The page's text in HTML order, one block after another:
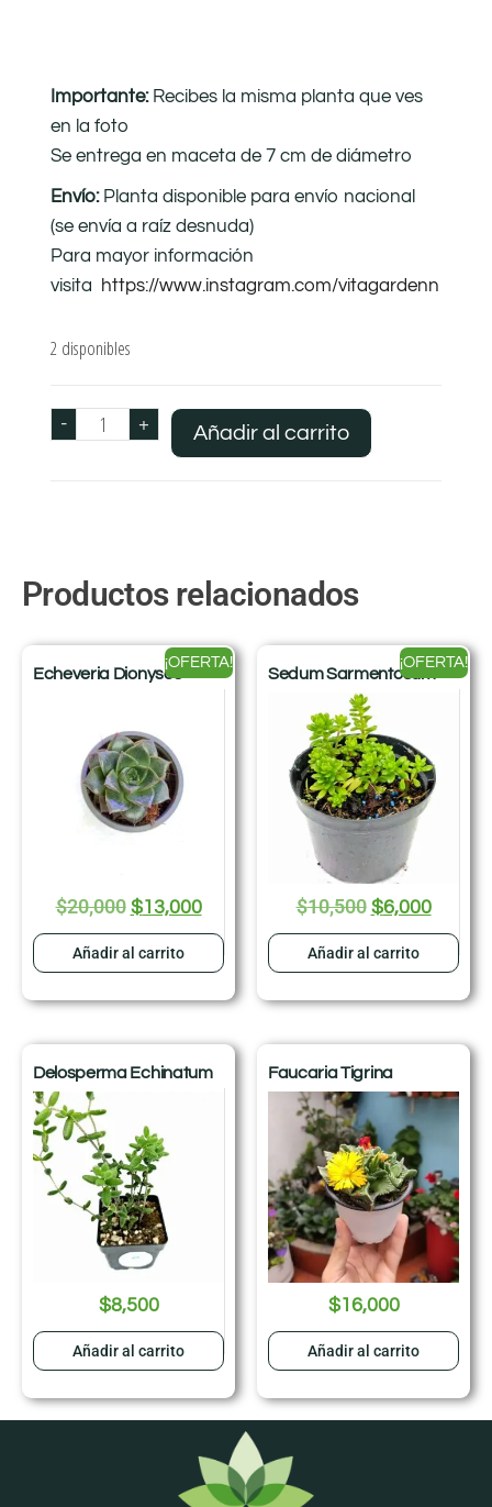
Importante: Recibes la misma planta que ves
en la foto
Se entrega en maceta de 7 cm de diámetro
Envío: Planta disponible para envío nacional
(se envía a raíz desnuda)
Para mayor información
visita
https://www.instagram.com/vitagardenn
2 disponibles
- + Añadir al carrito
Productos relacionados
Echeveria Dionysos
¡OFERTA!
$20,000 $13,000
Añadir al carrito
Sedum Sarmentosum
¡OFERTA!
$10,500 $6,000
Añadir al carrito
Delosperma Echinatum
$8,500
Añadir al carrito
Faucaria Tigrina
$16,000
Añadir al carrito